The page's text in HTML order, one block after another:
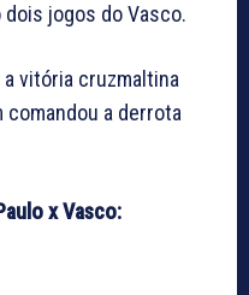
jogos do Vasco.
vitória cruzmaltina
comandou a derrota
x Vasco: